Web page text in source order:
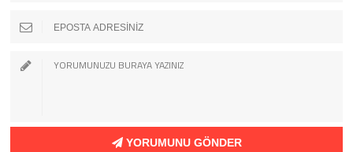
YORUMUNU GÖNDER